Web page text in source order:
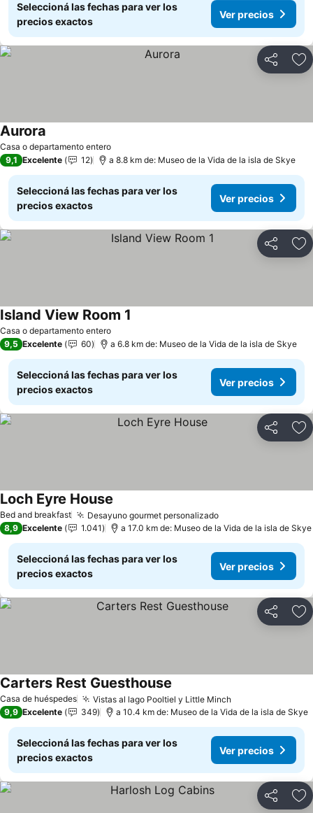
Seleccioná las fechas para ver los
precios exactos
Ver precios
Compartir
Casa o departamento entero
Aurora
9,1 Excelente 12 a 8.8 km de: Museo de la Vida de la isla de Skye
Seleccioná las fechas para ver los
precios exactos
Ver precios
Compartir
Casa o departamento entero
Island View Room 1
9,5 Excelente 60 a 6.8 km de: Museo de la Vida de la isla de Skye
Seleccioná las fechas para ver los
precios exactos
Ver precios
Compartir
Bed and breakfast Desayuno gourmet personalizadoVer precios
Loch Eyre House
8,9 Excelente 1.041 a 17.0 km de: Museo de la Vida de la isla de Skye
Seleccioná las fechas para ver los
precios exactos
Ver precios
Compartir
Casa de huéspedes Vistas al lago Pooltiel y Little MinchVer precios
Carters Rest Guesthouse
9,9 Excelente 349 a 10.4 km de: Museo de la Vida de la isla de Skye
Seleccioná las fechas para ver los
precios exactos
Ver precios
Compartir